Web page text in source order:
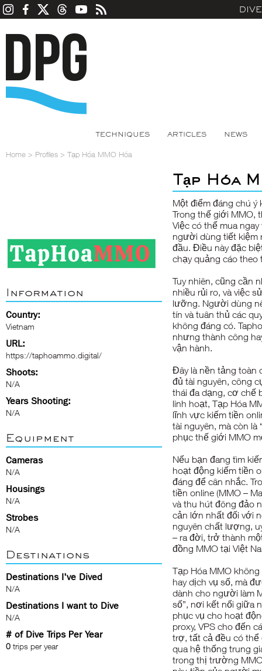
TECHNIQUES ARTICLES NEWS
Home > Profiles > Tạp Hóa MMO Hóa
Information
Country:
Vietnam
URL:
https://taphoammo.digital/
Shoots:
N/A
Years Shooting:
N/A
Equipment
Cameras
N/A
Housings
N/A
Strobes
N/A
Destinations
Destinations I've Dived
N/A
Destinations I want to Dive
N/A
# of Dive Trips Per Year
0 trips per year
Tạp Hóa
Một điểm đáng chú
Trong thế giới MMO,
Việc có thể mua
người dùng tiết kiệm
đầu. Điều này đặc
chạy quảng cáo theo
Tuy nhiên, cũng cần
nhiều rủi ro, và việc
lưỡng. Người dùng
tín và tuân thủ các
không đáng có.
nhưng thành công
vận hành.
Đây là nền tảng toàn
đủ tài nguyên, công
thái đa dạng, cơ chế
linh hoạt, Tạp Hóa
lĩnh vực kiếm tiền
tài nguyên, mà còn
phục thế giới MMO
Nếu bạn đang tìm
hoạt động kiếm tiền
đáng để cân nhắc.
tiền online (MMO –
và thu hút đông đảo
cản lớn nhất đối với
nguyên chất lượng,
– ra đời, trở thành
đồng MMO tại Việt
Tạp Hóa MMO
hay dịch vụ số, mà
dành cho người làm
số”, nơi kết nối giữa
phục vụ cho hoạt
proxy, VPS cho đến
trợ, tất cả đều có thể
qua hệ thống trung
trong thị trường